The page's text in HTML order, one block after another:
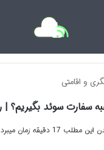
و اقامتی
سفارت سوئد بگیریم؟ |
مطلب 17 دقیقه زمان میبرد